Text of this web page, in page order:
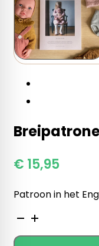
€ 15,95
Patroon in het
Breipatronen
Dukkestrikk